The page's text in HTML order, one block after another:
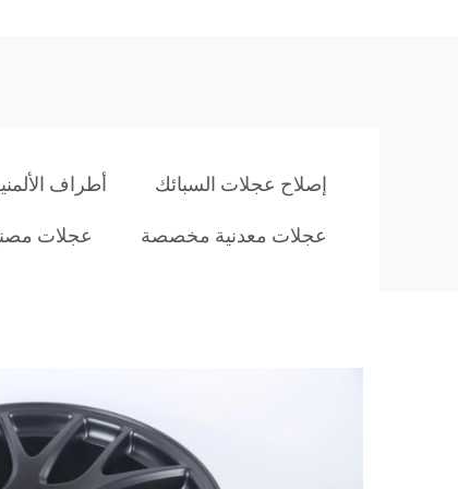
إصلاح عجلات السبائك أطراف
عجلات معدنية مخصصة عجلات